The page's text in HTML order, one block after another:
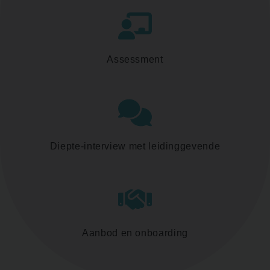
Assessment
Diepte-interview met leidinggevende
Aanbod en onboarding